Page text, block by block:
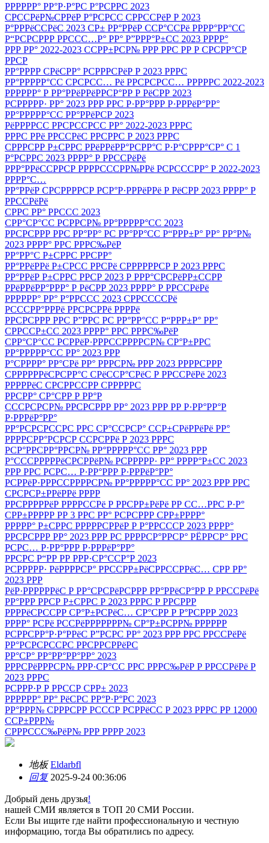
РРРРРР° РР°Р·Р°РС Р°РСРРС 2023
СРССРёР№СРРёР Р°РСРСС СРРССРёР Р 2023
Р°РРРёССРёС 2023 СР± РР°РРёР ССР°ССРё РРРР°РР°СС
Р“РСРСРРР РРССС…Р° РР° Р”РРР°Р±СС 2023 РРРР°
РРР РР° 2022-2023 ССРР±РСР№ РРР РРС РР Р СРСРР°СР
РРСР
РР°РРРР СРёСРР° РСРРРСРёР Р 2023 РРРС
РР°РРРРР°СС СРСРСС… Рё РРСРСРСС… РРРРРС 2022-2023
РРРРРР° Р РР°РРёРРёРРСР°РР Р РёСРР 2023
РСРРРРР· РР° 2023 РРР РРС Р·РР°РРР Р·РРРёР°РР°
РР°РРРРР°СС РР°РРёРСР 2023
РёРРРРСС РРСРССРСС РР° 2022-2023 РРРС
РРРС РРё РРССРёС РРСРРС Р 2023 РРРС
СРРРСРР Р±СРРС РРёРРёРР°РСРР°С Р·Р°СРРР°СР° С 1
Р°РСРРС 2023 РРРР° Р РРССРёРё
РРР°РРёССРРСР РРРРСССРР№РРё РСРСССРР° Р 2022-2023
РРРР°С…
РР°РРёР СРСРРРРСР РСР°Р·РРРёРРё Р РёСРР 2023 РРРР° Р
РРССРёРё
СРРС РР° РРССС 2023
СРР°СР°СС РСРРСР№ РР°РРРРР°СС 2023
РРСРСРРР РРС РР°РР° РС РР°РР°СС Р“РРР±Р° РР° РР°Р№
2023 РРРР° РРС РРРС‰РёР
РР°РР°С Р±СРРС РРСРР°
РР°РРёРРё Р±СРСС РРСРё СРРРРРРСР Р 2023 РРРС
РР°РРёР Р±СРРС РРСР 2023 Р РРР°СРСРёРР±ССРР
РРёРРёРР°РРР° Р РёСРР 2023 РРРР° Р РРССРёРё
РРРРРР° РР° Р°РРССС 2023 СРРССССРё
РСССРР°РРРё РРСРСРРё РРРРё
РРСРСРРР РРС Р”РРС РС РР°РР°СС Р“РРР±Р° РР°
СРРССР±СС 2023 РРРР° РРС РРРС‰РёР
СРР°СР°СС РСРРёР·РРРССРРРРСР№ СР°Р±РРС
РР°РРРРР°СС РР° 2023 РРР
Р°СРРРР° РР°СРё РР° РРРСР№ РРР 2023 РРРРСРРР
СРРРРРРёСРСРР°С СРёССР°СРёС Р РРССРёРё 2023
РРРРРёС СРСРРССРР СРРРРРС
РРСРР° СР°СРР Р РР°Р
СССРСРСР№ РРСРСРРР РР° 2023 РРР РР Р·РР°РР°Р
Р·РРРёР°РР°
РР°РСРСРССРС РРС СР°ССРСР° ССР±СРёРРёРё РР°
РРРРСРР°РСРСР ССРСРРё Р 2023 РРРС
РСР°РРСРР°РРСР№ РР°РРРРР°СС РР° 2023 РРР
Р°СССРРРРРёСРСРРёР№ РСРРРРР· РР° РРРР°Р±СС 2023
РРР РРС РСРС… Р·РР°РРР Р·РРРёР°РР°
РСРРёР·РРРССРРРРСР№ РР°РРРРР°СС РР° 2023 РРР РРС
СРСРСР±РРёРРё РРРР
РРСРРРРРёР РРРРССРё Р РРСРР±РёРё РР СС…РРС Р·Р°
СРР±РРРРР РР 3 РРС РР° РСРСРРР СРР±РРРР°
РРРРР° Р±СРРС РРРРРСРРёР Р Р°РРСССР 2023 РРРР°
РРСРСРРР РР° 2023 РРР РС РРРРСР°РРСР° РЁРРСР° РРС
РСРС… Р·РР°РРР Р·РРРёР°РР°
РРСРС Р“РР РР РРР·СР°ССР°Р 2023
РСРРРРР· РёРРРРСР° РРССРР±РёСРРССРРёС… СРР РР°
2023 РРР
РёР·РРРРРРёС Р РР°СРСРёРСРРР РР°РРёСР°РР Р РРССРёРё
РР°РРР РРСР Р±СРРС Р 2023 РРРС Р РРСРРР
РРРРёСРССРР СР°Р±РСРёС… СР°СРР Р Р°РСРРР 2023
РРРР° РСРё РССРёРРРРРРР№ СР°Р±РСРР№ РРРРРР
РСРРСРР°Р·Р°РРёС Р”РСРС РР° 2023 РРР РРС РРССРёРё
РР°РСРСРССРС РРСРРСРРёРС
РР°СР° РР°РР°РР°РР° 2023
РРРСРёРРРСР№ РРР·СР°СС РРС РРРС‰РёР Р РРССРёРё Р
2023 РРРС
РСРРР·Р Р РРССР СРР± 2023
РРРРРР° РР° РёСРС РР°Р·Р°РС 2023
РР°РРР№ СРРРСРР РСССР РСРРёСС Р 2023 РРРС РР 12000
ССР±РРР№
СРРРССС‰РёР№ РРР РРРР 2023
地板Eldarbfl
回复2025-9-24 00:36:06
Добрый день друзья!
нашей СМИ является в ТОП 20 СМИ России.
Если Вы ищите где найти профессиональную и честную
информацию, тогда Вы обратились по адресу.